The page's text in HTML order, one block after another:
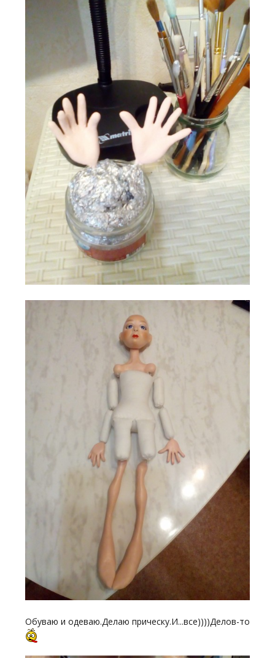
Обуваю и одеваю.Делаю прическу.И...все))))Делов-то